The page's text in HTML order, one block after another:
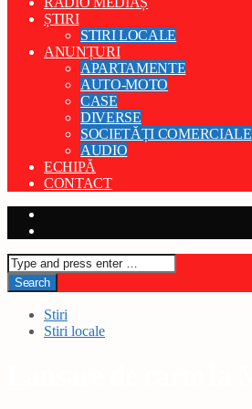
ȘTIRI
STIRI LOCALE
ANUNȚURI
APARTAMENTE
AUTO-MOTO
CASE
DIVERSE
SOCIETĂȚI COMERCIALE
AUDIO
ECHIPĂ
CONTACT
Stiri
Stiri locale